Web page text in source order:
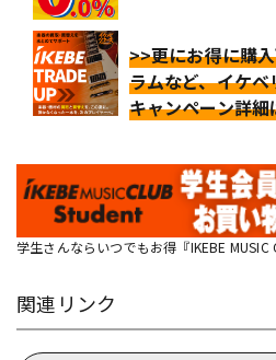
>>更にお得に購
ラムなど、イケ
キャンペーン詳
学生さんならいつでもお得『IKEBE MUSIC
関連リンク